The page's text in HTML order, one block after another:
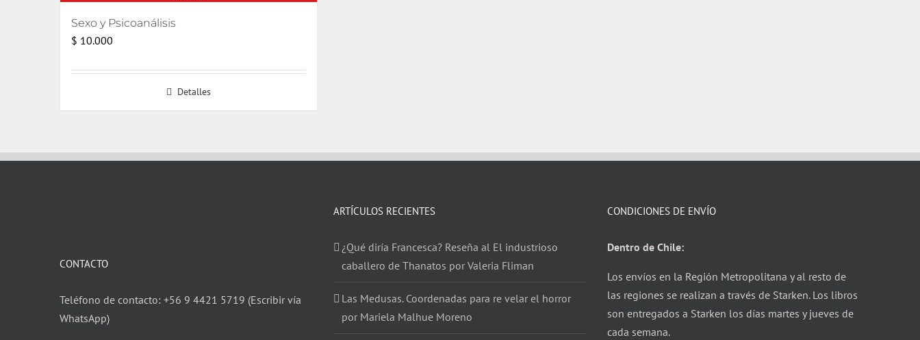
Sexo y Psicoanálisis
$ 10.000
Detalles
CONTACTO
Teléfono de contacto: +56 9 4421 5719 (Escribir vía
WhatsApp)
ARTÍCULOS RECIENTES
¿Qué diría Francesca? Reseña al El industrioso
caballero de Thanatos por Valeria Fliman
Las Medusas. Coordenadas para re velar el horror
por Mariela Malhue Moreno
CONDICIONES DE ENVÍO
Dentro de Chile:
Los envíos en la Región Metropolitana y al resto de
las regiones se realizan a través de Starken. Los libros
son entregados a Starken los días martes y jueves de
cada semana.